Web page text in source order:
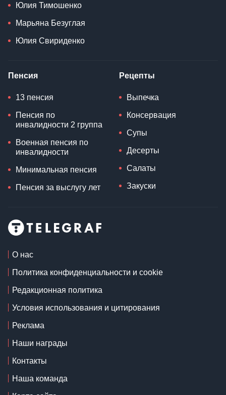
Юлия Тимошенко
Марьяна Безуглая
Юлия Свириденко
Пенсия
13 пенсия
Пенсия по
инвалидности 2 группа
Военная пенсия по
инвалидности
Минимальная пенсия
Пенсия за выслугу лет
Рецепты
Выпечка
Консервация
Супы
Десерты
Салаты
Закуски
О нас
Политика конфиденциальности и cookie
Редакционная политика
Условия использования и цитирования
Реклама
Наши награды
Контакты
Наша команда